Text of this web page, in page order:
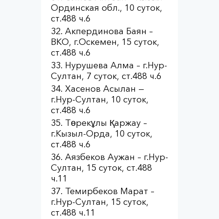
Ординская обл., 10 суток,
ст.488 ч.6
Акпердинова Баян –
ВКО, г.Оскемен, 15 суток,
ст.488 ч.6
Нурушева Алма – г.Нур-
Султан, 7 суток, ст.488 ч.6
Хасенов Асылан —
г.Нур-Султан, 10 суток,
ст.488 ч.6
Төрекұлы Қаржау –
г.Кызыл-Орда, 10 суток,
ст.488 ч.6
Аязбеков Аужан – г.Нур-
Султан, 15 суток, ст.488
ч.11
Темирбеков Марат –
г.Нур-Султан, 15 суток,
ст.488 ч.11